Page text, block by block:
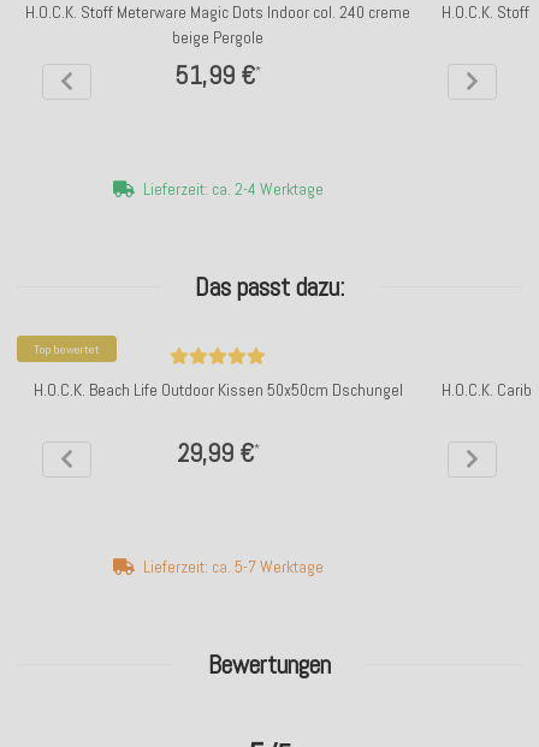
Bewertungen
H.O.C.K. Stoff Meterware Magic Dots Indoor col. 240 creme
beige Pergole
51,99 €*
Lieferzeit: ca. 2-4 Werktage
H.O.C.K.
Das passt dazu:
Top bewertet
H.O.C.K. Beach Life Outdoor Kissen 50x50cm Dschungel
29,99 €*
Lieferzeit: ca. 5-7 Werktage
H.O.C.K.